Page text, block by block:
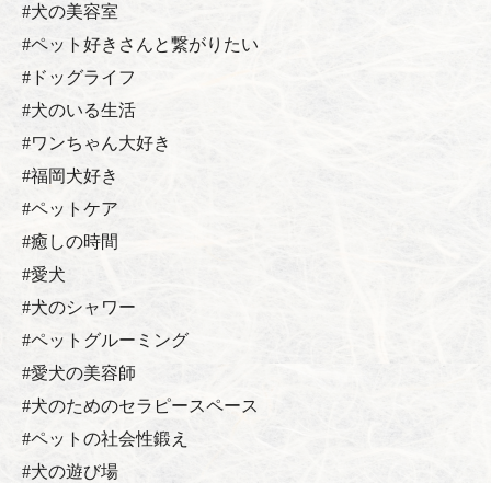
#犬の美容室
#ペット好きさんと繋がりたい
#ドッグライフ
#犬のいる生活
#ワンちゃん大好き
#福岡犬好き
#ペットケア
#癒しの時間
#愛犬
#犬のシャワー
#ペットグルーミング
#愛犬の美容師
#犬のためのセラピースペース
#ペットの社会性鍛え
#犬の遊び場